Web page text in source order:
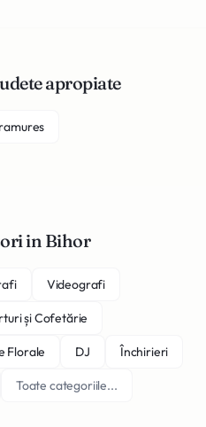
apropiate
in Bihor
Videografi
și Cofetărie
Florale DJ Închirieri
Toate categoriile...